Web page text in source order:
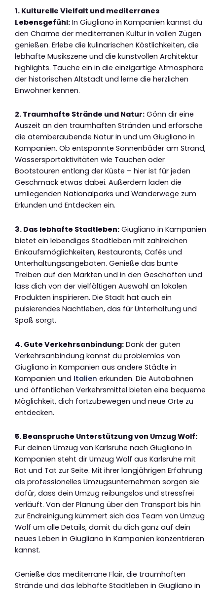
1. Kulturelle Vielfalt und mediterranes
Lebensgefühl: In Giugliano in Kampanien kannst du
den Charme der mediterranen Kultur in vollen Zügen
genießen. Erlebe die kulinarischen Köstlichkeiten, die
lebhafte Musikszene und die kunstvollen Architektur
highlights. Tauche ein in die einzigartige Atmosphäre
der historischen Altstadt und lerne die herzlichen
Einwohner kennen.
2. Traumhafte Strände und Natur: Gönn dir eine
Auszeit an den traumhaften Stränden und erforsche
die atemberaubende Natur in und um Giugliano in
Kampanien. Ob entspannte Sonnenbäder am Strand,
Wassersportaktivitäten wie Tauchen oder
Bootstouren entlang der Küste – hier ist für jeden
Geschmack etwas dabei. Außerdem laden die
umliegenden Nationalparks und Wanderwege zum
Erkunden und Entdecken ein.
3. Das lebhafte Stadtleben: Giugliano in Kampanien
bietet ein lebendiges Stadtleben mit zahlreichen
Einkaufsmöglichkeiten, Restaurants, Cafés und
Unterhaltungsangeboten. Genieße das bunte
Treiben auf den Märkten und in den Geschäften und
lass dich von der vielfältigen Auswahl an lokalen
Produkten inspirieren. Die Stadt hat auch ein
pulsierendes Nachtleben, das für Unterhaltung und
Spaß sorgt.
4. Gute Verkehrsanbindung: Dank der guten
Verkehrsanbindung kannst du problemlos von
Giugliano in Kampanien aus andere Städte in
Kampanien und Italien erkunden. Die Autobahnen
und öffentlichen Verkehrsmittel bieten eine bequeme
Möglichkeit, dich fortzubewegen und neue Orte zu
entdecken.
5. Beanspruche Unterstützung von Umzug Wolf:
Für deinen Umzug von Karlsruhe nach Giugliano in
Kampanien steht dir Umzug Wolf aus Karlsruhe mit
Rat und Tat zur Seite. Mit ihrer langjährigen Erfahrung
als professionelles Umzugsunternehmen sorgen sie
dafür, dass dein Umzug reibungslos und stressfrei
verläuft. Von der Planung über den Transport bis hin
zur Endreinigung kümmert sich das Team von Umzug
Wolf um alle Details, damit du dich ganz auf dein
neues Leben in Giugliano in Kampanien konzentrieren
kannst.
Genieße das mediterrane Flair, die traumhaften
Strände und das lebhafte Stadtleben in Giugliano in